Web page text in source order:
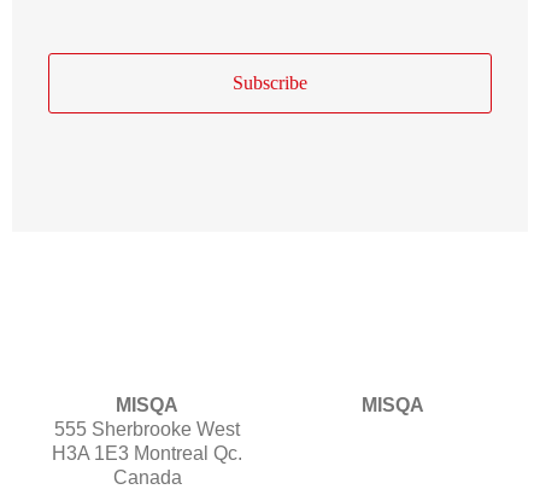
MISQA
555 Sherbrooke West
H3A 1E3 Montreal Qc.
Canada
MISQA